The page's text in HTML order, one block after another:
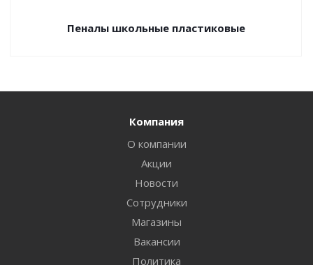
Пеналы школьные пластиковые
Компания
О компании
Акции
Новости
Сотрудники
Магазины
Вакансии
Политика